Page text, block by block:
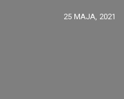
25 MAJA, 2021